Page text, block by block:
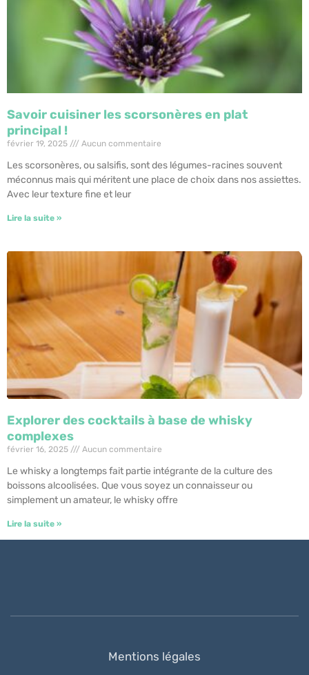
Savoir cuisiner les scorsonères en plat
principal !
février 19, 2025 Aucun commentaire
Les scorsonères, ou salsifis, sont des légumes-racines souvent
méconnus mais qui méritent une place de choix dans nos assiettes.
Avec leur texture fine et leur
Lire la suite »
Explorer des cocktails à base de whisky
complexes
février 16, 2025 Aucun commentaire
Le whisky a longtemps fait partie intégrante de la culture des
boissons alcoolisées. Que vous soyez un connaisseur ou
simplement un amateur, le whisky offre
Lire la suite »
Mentions légales